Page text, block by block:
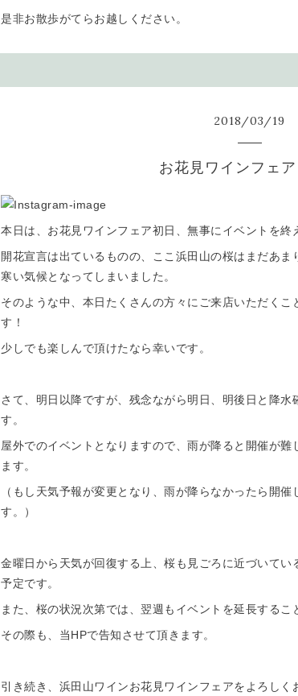
是非お散歩がてらお越しください。
2018/03/19
お花見ワインフェ
本日は、お花見ワインフェア初日、無事にイベントを終
開花宣言は出ているものの、ここ浜田山の桜はまだあ
寒い気候となってしまいました。
そのような中、本日たくさんの方々にご来店いただくこ
す！
少しでも楽しんで頂けたなら幸いです。
さて、明日以降ですが、残念ながら明日、明後日と降
す。
屋外でのイベントとなりますので、雨が降ると開催が
ます。
（もし天気予報が変更となり、雨が降らなかったら開
す。）
金曜日から天気が回復する上、桜も見ごろに近づいて
予定です。
また、桜の状況次第では、翌週もイベントを延長するこ
その際も、当HPで告知させて頂きます。
引き続き、浜田山ワインお花見ワインフェアをよろしく